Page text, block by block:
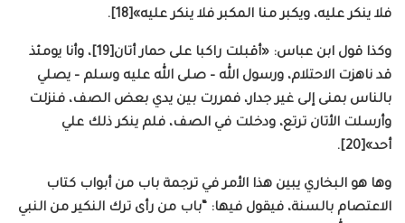
فلا ينكر عليه، ويكبر منا المكبر فلا ينكر عليه»[18].
وكذا قول ابن عباس: «أقبلت راكبا على حمار أتان[19]، وأنا يومئذ
قد ناهزت الاحتلام، ورسول الله – صلى الله عليه وسلم – يصلي
بالناس بمنى إلى غير جدار، فمررت بين يدي بعض الصف، فنزلت
وأرسلت الأتان ترتع، ودخلت في الصف، فلم ينكر ذلك علي
أحد»[20].
وها هو البخاري يبين هذا الأمر في ترجمة باب من أبواب كتاب
الاعتصام بالسنة، فيقول فيها: “باب من رأى ترك النكير من النبي